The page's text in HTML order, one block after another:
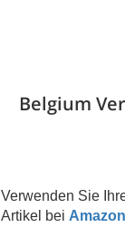
Belgium
Verwenden Sie
Artikel bei Amazon